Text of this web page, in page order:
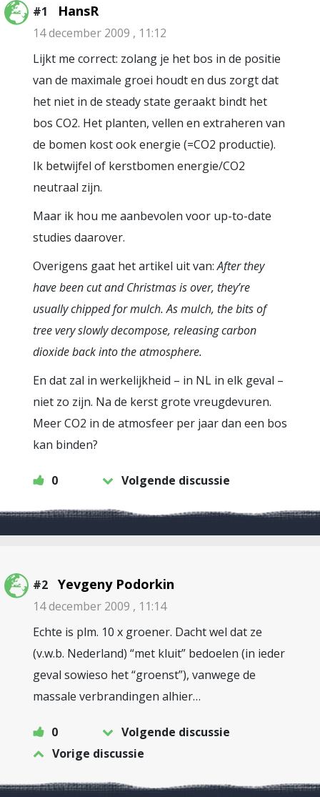
#1 HansR
14 december 2009 , 11:12
Lijkt me correct: zolang je het bos in de positie
van de maximale groei houdt en dus zorgt dat
het niet in de steady state geraakt bindt het
bos CO2. Het planten, vellen en extraheren van
de bomen kost ook energie (=CO2 productie).
Ik betwijfel of kerstbomen energie/CO2
neutraal zijn.
Maar ik hou me aanbevolen voor up-to-date
studies daarover.
Overigens gaat het artikel uit van:After they
have been cut and Christmas is over, they’re
usually chipped for mulch. As mulch, the bits of
tree very slowly decompose, releasing carbon
dioxide back into the atmosphere.
En dat zal in werkelijkheid – in NL in elk geval –
niet zo zijn. Na de kerst grote vreugdevuren.
Meer CO2 in de atmosfeer per jaar dan een bos
kan binden?
0 Volgende discussie
#2 Yevgeny Podorkin
14 december 2009 , 11:14
Echte is plm. 10 x groener. Dacht wel dat ze
(v.w.b. Nederland) “met kluit” bedoelen (in ieder
geval sowieso het “groenst”), vanwege de
massale verbrandingen alhier…
0
Volgende discussie
Vorige discussie